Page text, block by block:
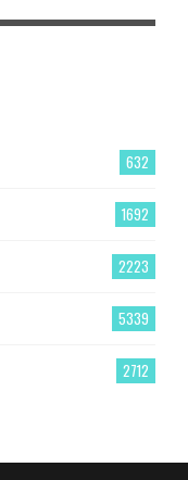
632
1692
2223
5339
2712